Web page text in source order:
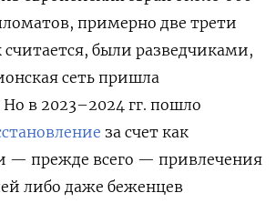
примерно две трети
считается, были разведчиками,
сеть пришла
Но в 2023–2024 гг. пошло
за счет как
— прежде всего — привлечения
либо даже беженцев